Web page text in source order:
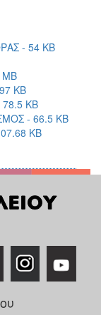
- 54 KB
KB
KB
- 66.5 KB
KB